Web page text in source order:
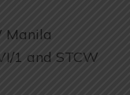
Manila
1 and STCW